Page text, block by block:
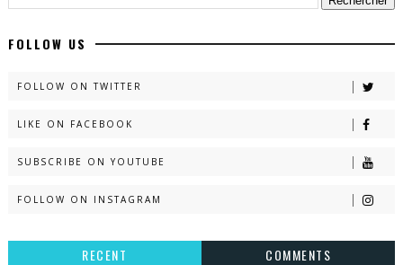
FOLLOW US
FOLLOW ON TWITTER
LIKE ON FACEBOOK
SUBSCRIBE ON YOUTUBE
FOLLOW ON INSTAGRAM
RECENT
COMMENTS